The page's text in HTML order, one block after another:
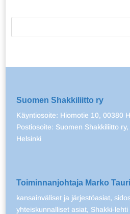
Suomen Shakkiliitto ry
Käyntiosoite: Hiomotie 10, 00380
Postiosoite: Suomen Shakkiliitto
Helsinki
Toiminnanjohtaja Marko
kansainväliset ja järjestöasiat,
yhteiskunnalliset asiat, Shakki-